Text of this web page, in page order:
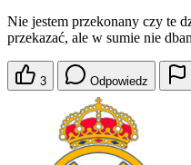
Nie jestem przekonany czy te
przekazać, ale w sumie nie
3 Odpowiedz